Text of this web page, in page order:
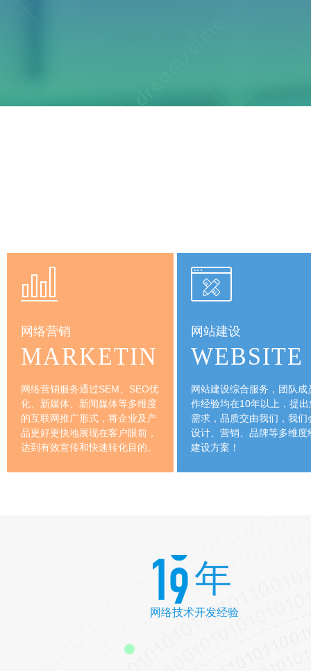
网络营销
MARKETIN
网络营销服务通过SEM、SEO优
化、新媒体、新闻媒体等多维度
的互联网推广形式，将企业及产
品更好更快地展现在客户眼前，
达到有效宣传和快速转化目的。
SEO优化
新媒体推广
新闻媒体
品牌舆情
网站建设
WEBSITE
网站建设综合服务，团队成
作经验均在10年以上，提出
需求，品质交由我们，我们
设计、营销、品牌等多维度
建设方案！
年
网络技术开发经验